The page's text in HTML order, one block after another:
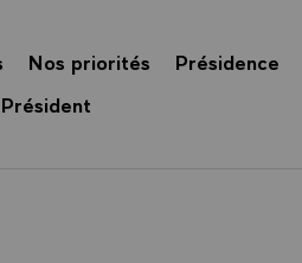
Nos priorités
Présidence